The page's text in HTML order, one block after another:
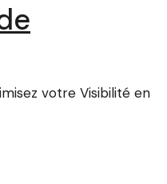
votre Visibilité en